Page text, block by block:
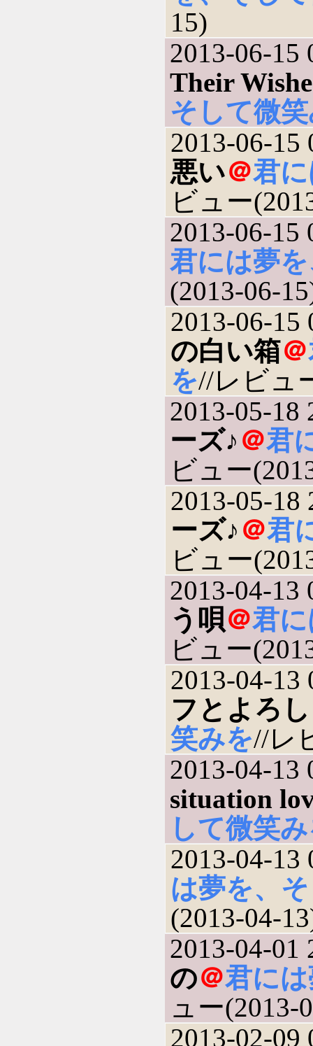
15)
2013-06-15
Their
そして微
2013-06-15
悪い＠君
ビュー
2013-06-15
君には夢
(2013-06-
2013-06-15
の白い箱＠
を//レビュ
2013-05-18
ーズ♪ ＠君
ビュー
2013-05-18
ーズ♪ ＠君
ビュー
2013-04-13
う唄＠君
ビュー
2013-04-13
フとよろ
笑みを//レ
2013-04-13
situation
して微笑
2013-04-13
は夢を、
(2013-04-
2013-04-01
の＠君に
ュー(2013-
2013-02-09